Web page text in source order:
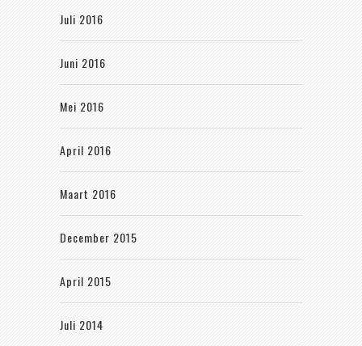
Juli 2016
Juni 2016
Mei 2016
April 2016
Maart 2016
December 2015
April 2015
Juli 2014